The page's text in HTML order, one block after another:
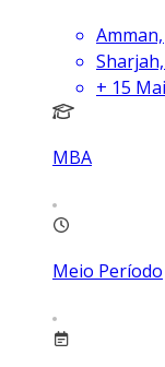
+ 15
MBA
Meio Período